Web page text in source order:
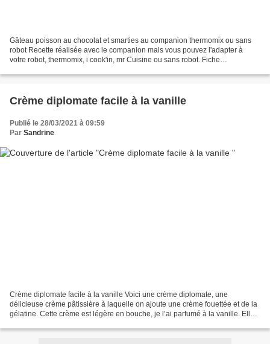
Gâteau poisson au chocolat et smarties au companion thermomix ou sans
robot Recette réalisée avec le companion mais vous pouvez l'adapter à
votre robot, thermomix, i cook'in, mr Cuisine ou sans robot. Fiche
Crème diplomate facile à la vanille
Publié le 28/03/2021 à 09:59
Par Sandrine
Crème diplomate facile à la vanille Voici une crème diplomate, une
délicieuse crème pâtissière à laquelle on ajoute une crème fouettée et de la
gélatine. Cette crème est légère en bouche, je l’ai parfumé à la vanille. Elle